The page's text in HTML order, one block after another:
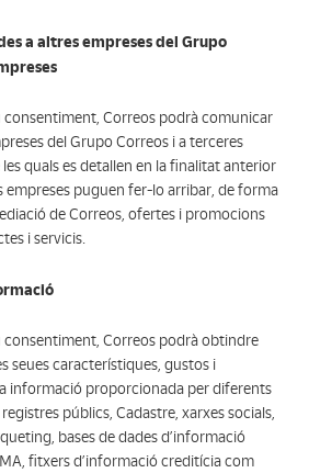
a altres empreses del Grupo
consentiment, Correos podrà comunicar
del Grupo Correos i a terceres
quals es detallen en la finalitat anterior
empreses puguen fer-lo arribar, de forma
de Correos, ofertes i promocions
i servicis.
consentiment, Correos podrà obtindre
seues característiques, gustos i
informació proporcionada per diferents
públics, Cadastre, xarxes socials,
bases de dades d’informació
fitxers d’informació creditícia com